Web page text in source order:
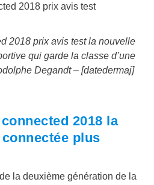
2018 prix avis test la nouvelle
qui garde la classe d’une
Degandt – [datedermaj]
2018 la
plus
la deuxième génération de la